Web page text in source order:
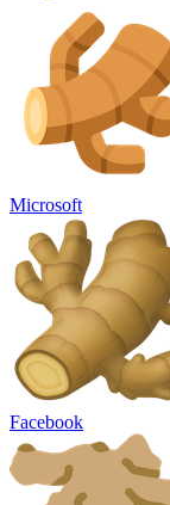
Microsoft
Facebook